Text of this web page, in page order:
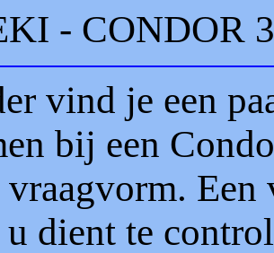
- CONDOR
vind je een
bij een
vraagvorm.
dient te